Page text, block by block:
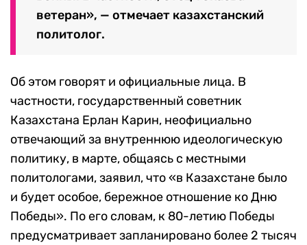
ветеран», — отмечает казахстанский
политолог.
Об этом говорят и официальные лица. В
частности, государственный советник
Казахстана Ерлан Карин, неофициально
отвечающий за внутреннюю идеологическую
политику, в марте, общаясь с местными
политологами, заявил, что «в Казахстане было
и будет особое, бережное отношение ко Дню
Победы». По его словам, к 80-летию Победы
предусматривает запланировано более 2 тысяч